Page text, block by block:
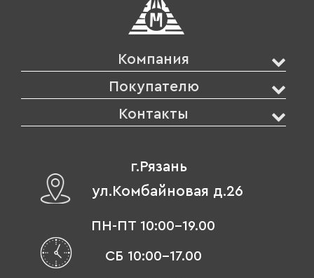
Компания
Покупателю
Контакты
г.Рязань
ул.Комбайновая д.26
ПН-ПТ 10:00-19.00
СБ 10:00-17.00